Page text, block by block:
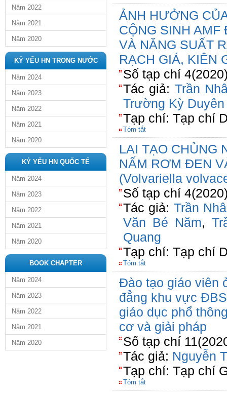
Năm 2022
Năm 2021
Năm 2020
KỶ YẾU HN TRONG NƯỚC
Năm 2024
Năm 2023
Năm 2022
Năm 2021
Năm 2020
KỶ YẾU HN QUỐC TẾ
Năm 2024
Năm 2023
Năm 2022
Năm 2021
Năm 2020
BOOK CHAPTER
Năm 2024
Năm 2023
Năm 2022
Năm 2021
Năm 2020
ẢNH HƯỞNG
CỘNG SINH
VÀ NĂNG SUẤT
RẠCH GIÁ, KIÊN
Số tạp chí
Tác giả: Trần
Trường Kỳ Duyên
Tạp chí: Tạp chí
Tóm tắt
LAI TẠO CHỦNG
NẤM RƠM ĐEN
(Volvariella
Số tạp chí
Tác giả: Trần
Văn Bé Năm,
Quang
Tạp chí: Tạp chí
Tóm tắt
Đào tạo giáo viên
đẳng khu vực
giáo dục phổ
cơ và giải pháp
Số tạp chí
Tác giả: Nguyễn
Tạp chí: Tạp chí
Tóm tắt